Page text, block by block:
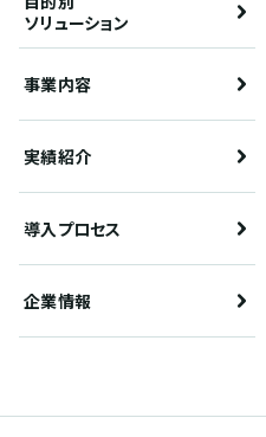
ソリューション
事業内容
実績紹介
導入プロセス
企業情報